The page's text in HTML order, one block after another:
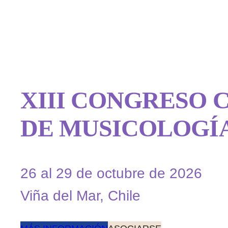
XIII CONGRESO
DE
26 al 29 de octubre de 2026
Viña del Mar, Chile